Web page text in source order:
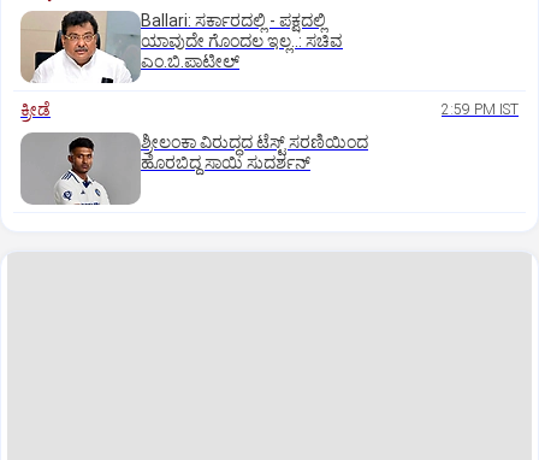
Ballari: ಸರ್ಕಾರದಲ್ಲಿ - ಪಕ್ಷದಲ್ಲಿ
ಯಾವುದೇ ಗೊಂದಲ ಇಲ್ಲ..: ಸಚಿವ
ಎಂ.ಬಿ.ಪಾಟೀಲ್
ಕ್ರೀಡೆ 2:59 PM IST
ಶ್ರೀಲಂಕಾ ವಿರುದ್ಧದ ಟೆಸ್ಟ್ ಸರಣಿಯಿಂದ
ಹೊರಬಿದ್ದ ಸಾಯಿ ಸುದರ್ಶನ್